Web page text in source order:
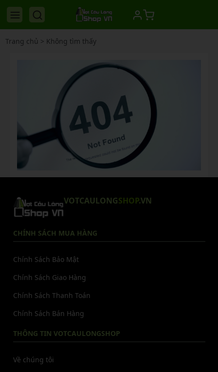
Trang chủ > Không tìm thấy
VOTCAULONGSHOP.VN
CHÍNH SÁCH MUA HÀNG
Chính Sách Bảo Mật
Chính Sách Giao Hàng
Chính Sách Thanh Toán
Chính Sách Bán Hàng
THÔNG TIN VOTCAULONGSHOP
Về chúng tôi